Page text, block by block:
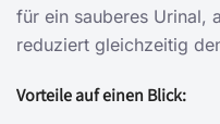
für ein sauberes Urinal,
reduziert gleichzeitig
Vorteile auf einen Blick: